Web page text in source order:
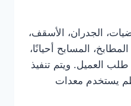
الجدران، الأسقف،
المسابح أحيانًا،
العميل. ويتم تنفيذ
يستخدم معدات